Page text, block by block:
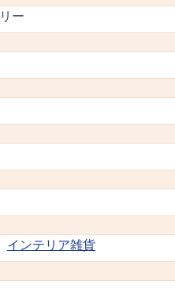
ー
インテリア雑貨